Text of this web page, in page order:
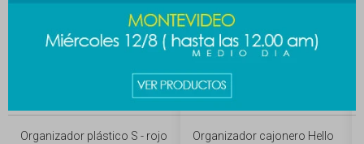
Organizador plástico S - rojo
Organizador cajonero Hello